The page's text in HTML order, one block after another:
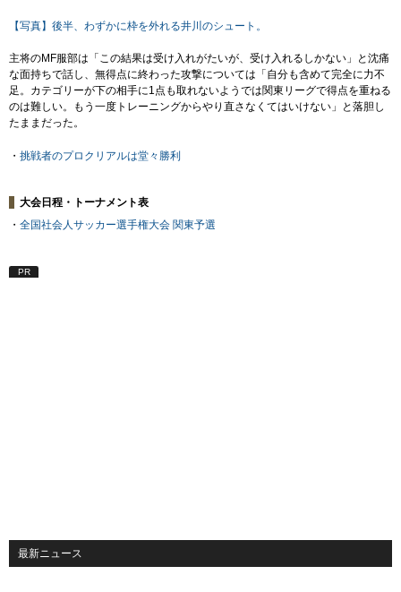
【写真】後半、わずかに枠を外れる井川のシュート。
主将のMF服部は「この結果は受け入れがたいが、受け入れるしかない」と沈痛
な面持ちで話し、無得点に終わった攻撃については「自分も含めて完全に力不
足。カテゴリーが下の相手に1点も取れないようでは関東リーグで得点を重ねる
のは難しい。もう一度トレーニングからやり直さなくてはいけない」と落胆し
たままだった。
・ 挑戦者のプロクリアルは堂々勝利
大会日程・トーナメント表
・ 全国社会人サッカー選手権大会 関東予選
PR
最新ニュース